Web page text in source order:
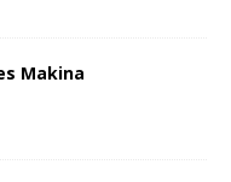
Makina